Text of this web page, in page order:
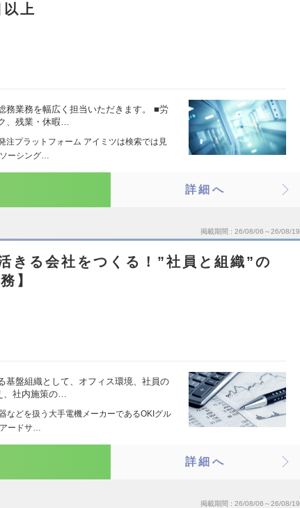
上
務業務を幅広く担当いただきます。 ■労
、残業・休暇…
注プラットフォーム アイミツは検索では見
ーシング…
詳細へ
掲載期間 26/08/06～26/08/19
きる会社をつくる！”社員と組織”の
】
基盤組織として、オフィス環境、社員の
社内施策の…
などを扱う大手電機メーカーであるOKIグル
ードサ…
詳細へ
掲載期間 26/08/06～26/08/19